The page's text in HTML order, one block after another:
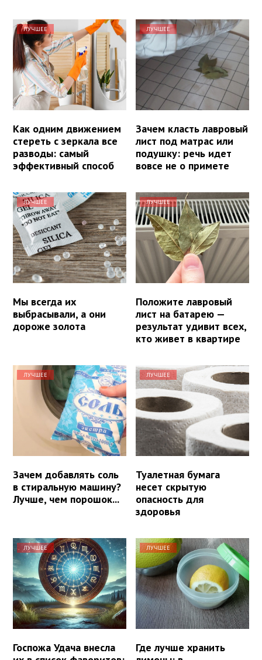
ЛУЧШЕЕ
Как одним движением
стереть с зеркала все
разводы: самый
эффективный способ
ЛУЧШЕЕ
Зачем класть лавровый
лист под матрас или
подушку: речь идет
вовсе не о примете
ЛУЧШЕЕ
Мы всегда их
выбрасывали, а они
дороже золота
ЛУЧШЕЕ
Положите лавровый
лист на батарею —
результат удивит всех,
кто живет в квартире
ЛУЧШЕЕ
Зачем добавлять соль
в стиральную машину?
Лучше, чем порошок...
ЛУЧШЕЕ
Туалетная бумага
несет скрытую
опасность для
здоровья
ЛУЧШЕЕ
Госпожа Удача внесла
ЛУЧШЕЕ
Где лучше хранить